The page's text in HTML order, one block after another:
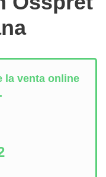
la venta online